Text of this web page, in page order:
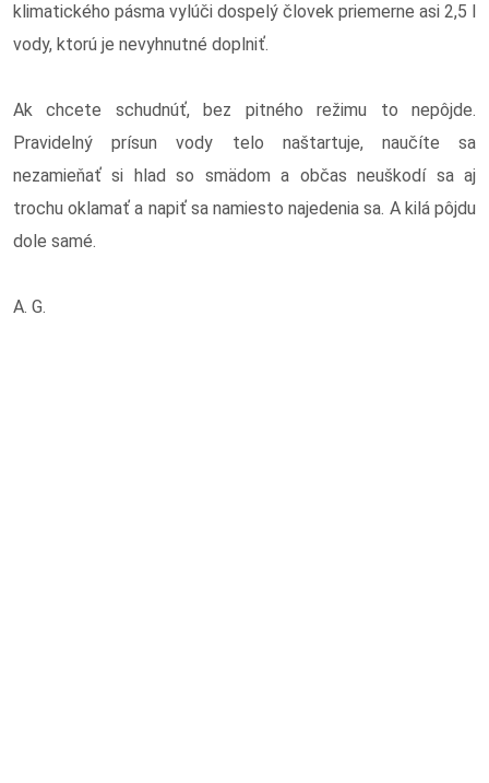
klimatického pásma vylúči dospelý človek priemerne asi 2,5 l
vody, ktorú je nevyhnutné doplniť.
Ak chcete schudnúť, bez pitného režimu to nepôjde.
Pravidelný prísun vody telo naštartuje, naučíte sa
nezamieňať si hlad so smädom a občas neuškodí sa aj
trochu oklamať a napiť sa namiesto najedenia sa. A kilá pôjdu
dole samé.
A. G.